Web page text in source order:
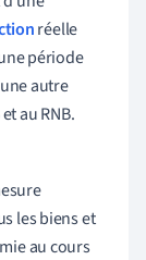
réelle
période
autre
au RNB.
les biens et
au cours